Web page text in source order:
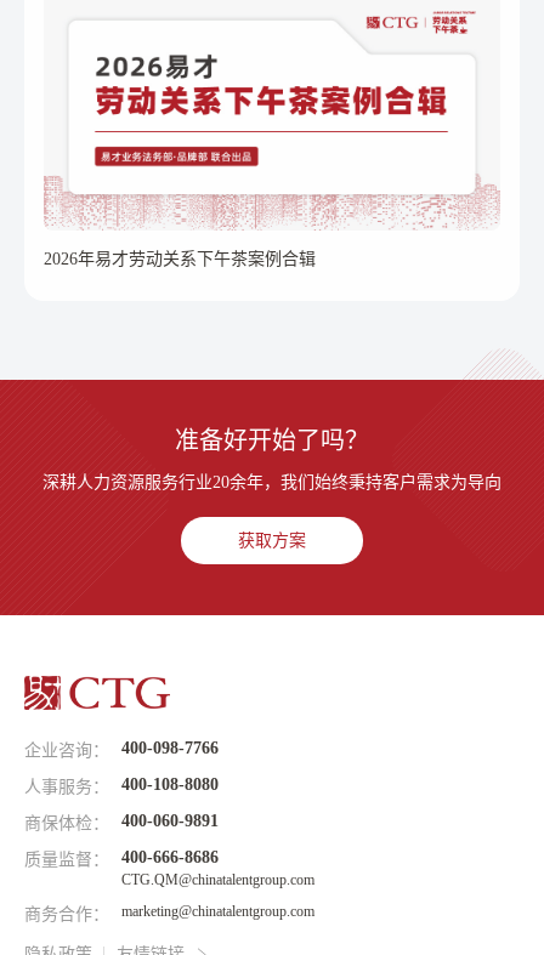
房公积金明确26年贷款倍数，2月1日起实
施。
2026年易才劳动关系下午茶案例合辑
准备好开始了吗？
深耕人力资源服务行业20余年，我们始终秉持客户需求为导向
获取方案
企业咨询： 400-098-7766
人事服务： 400-108-8080
商保体检： 400-060-9891
质量监督： 400-666-8686
CTG.QM@chinatalentgroup.com
商务合作： marketing@chinatalentgroup.com